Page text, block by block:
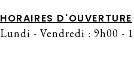
HORAIRES D'OUVERTURE
Lundi - Vendredi : 9h00 -